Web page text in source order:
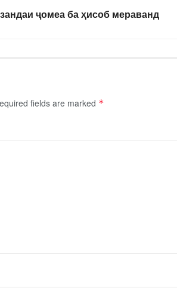
ҷомеа ба ҳисоб мераванд
fields are marked *